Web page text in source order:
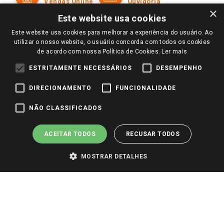
Perguntas frequentes
Trabalhe Conosco
Identidade Visual
Trocas e Devoluções
Redes Sociais
Pagamento e Segurança
×
Este website usa cookies
Este website usa cookies para melhorar a experiência do usuário. Ao
utilizar o nosso website, o usuário concorda com todos os cookies
de acordo com nossa Política de Cookies. Ler mais
ESTRITAMENTE NECESSÁRIOS DESEMPENHO
DIRECIONAMENTO FUNCIONALIDADE
NÃO CLASSIFICADOS
ACEITAR TODOS RECUSAR TODOS
MOSTRAR DETALHES